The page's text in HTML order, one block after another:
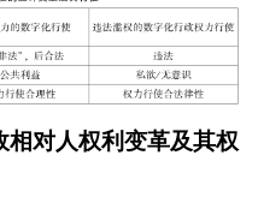
相对人权利变革及其权